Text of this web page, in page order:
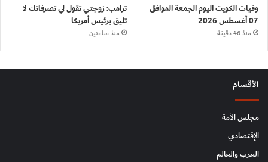
وفيات الكويت اليوم الجمعة الموافق
07 أغسطس 2026
منذ 46 دقيقة
ترامب: زوجتي تقول لي تصرفاتك لا
تليق برئيس أمريكا
منذ ساعتين
الأقسام
مجلس الأمة
الإقتصادي
العرب والعالم